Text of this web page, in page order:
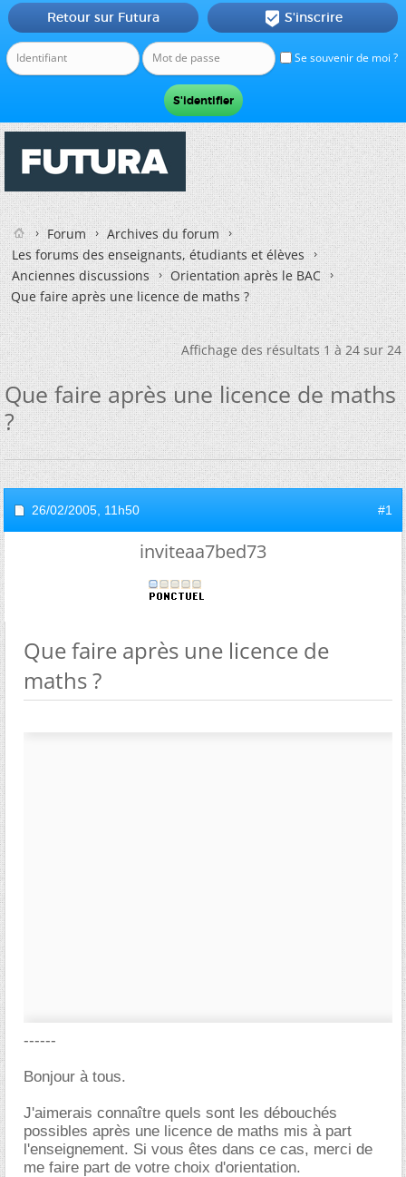
Se souvenir de moi ?
Retour sur Futura  S'inscrire
Forum
Archives du forum
Les forums des enseignants, étudiants et élèves
Anciennes discussions
Orientation après le BAC
Que faire après une licence de maths ?
Affichage des résultats 1 à 24 sur 24
Que faire après une licence de maths
?
26/02/2005, 11h50 #1
inviteaa7bed73
Que faire après une licence de
maths ?
------
Bonjour à tous.
J'aimerais connaître quels sont les débouchés
possibles après une licence de maths mis à part
l'enseignement. Si vous êtes dans ce cas, merci de
me faire part de votre choix d'orientation.